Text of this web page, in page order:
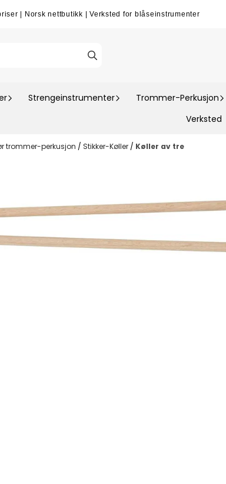
Norsk nettbutikk Verksted for blåseinstrumenter
Strengeinstrumenter Trommer-Perkusjon
Verksted
trommer-perkusjon / Stikker-Køller / Køller av tre